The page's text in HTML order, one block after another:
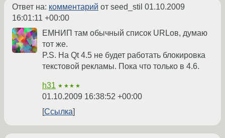
Ответ на: комментарий от seed_stil 01.10.2009
16:01:11 +00:00
ЕМНИП там обычный список URLов, думаю
тот же.
P.S. На Qt 4.5 не будет работать блокировка
текстовой рекламы. Пока что только в 4.6.
h31 ★★★★
01.10.2009 16:38:52 +00:00
Ссылка